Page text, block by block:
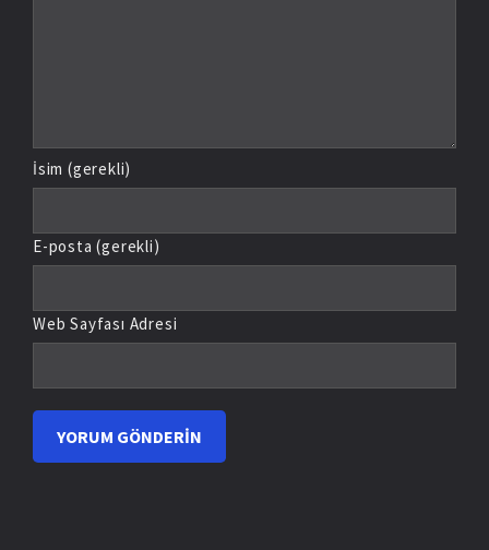
İsim (gerekli)
E-posta (gerekli)
Web Sayfası Adresi